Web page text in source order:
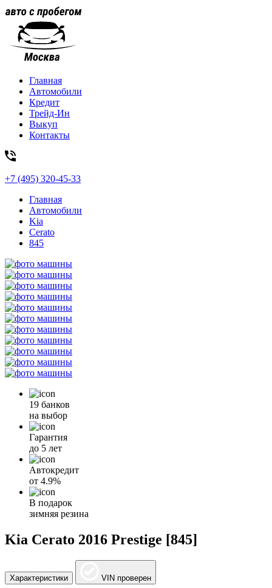
Главная
Автомобили
Кредит
Трейд-Ин
Выкуп
Контакты
+7 (495) 320-45-33
Главная
Автомобили
Kia
Cerato
845
19 банков
на выбор
Гарантия
до 5 лет
Автокредит
от 4.9%
В подарок
зимняя резина
Kia Cerato 2016 Prestige [845]
Характеристики VIN проверен